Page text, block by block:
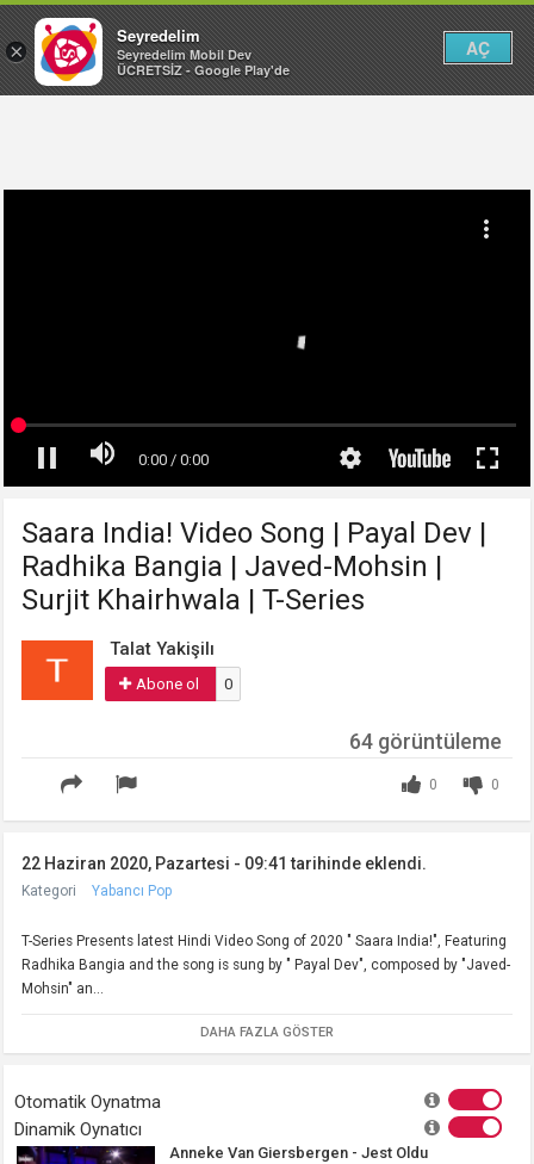
Saara India! Video Song | Payal Dev |
Radhika Bangia | Javed-Mohsin |
Surjit Khairhwala | T-Series
Talat Yakişilı
Abone ol 0
0
0
64 görüntüleme
22 Haziran 2020, Pazartesi - 09:41 tarihinde eklendi.
Kategori Yabancı Pop
T-Series Presents latest Hindi Video Song of 2020 " Saara India!", Featuring
Radhika Bangia and the song is sung by " Payal Dev", composed by "Javed-
Mohsin" an...
DAHA FAZLA GÖSTER
Otomatik Oynatma
Dinamik Oynatıcı
Anneke Van Giersbergen - Jest Oldu
×
Seyredelim
Seyredelim Mobil Dev
ÜCRETSİZ - Google Play'de
AÇ